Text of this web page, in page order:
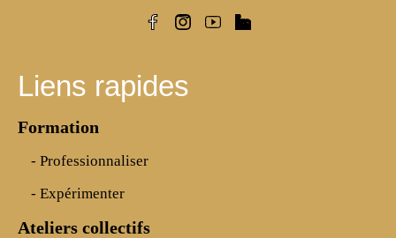
Liens rapides
Formation
- Professionnaliser
- Expérimenter
Ateliers collectifs